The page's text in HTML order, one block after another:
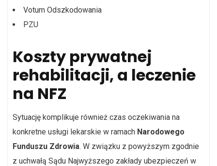
Votum Odszkodowania
PZU
Koszty prywatnej
rehabilitacji, a leczenie
na NFZ
Sytuację komplikuje również czas oczekiwania na
konkretne usługi lekarskie w ramach Narodowego
Funduszu Zdrowia. W związku z powyższym zgodnie
z uchwałą Sądu Najwyższego zakłady ubezpieczeń w